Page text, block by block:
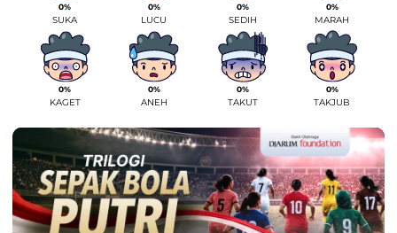
0%
SUKA
0%
LUCU
0%
SEDIH
0%
MARAH
0%
KAGET
0%
ANEH
0%
TAKUT
0%
TAKJUB